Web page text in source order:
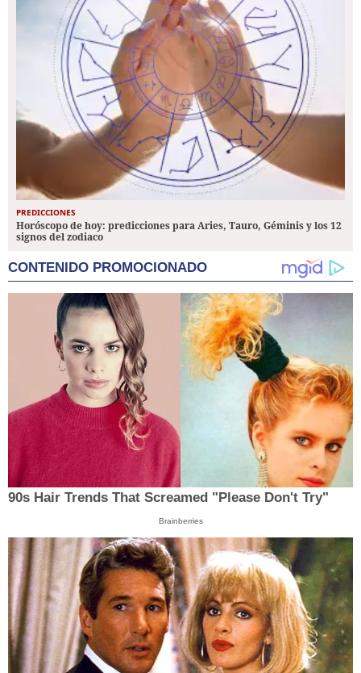
PREDICCIONES
Horóscopo de hoy: predicciones para Aries, Tauro, Géminis y los 12
signos del zodiaco
CONTENIDO PROMOCIONADO
90s Hair Trends That Screamed "Please Don't Try"
Brainberries